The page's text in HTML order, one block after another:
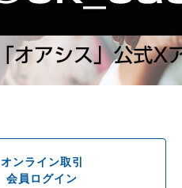
オンライン取引
会員ログイン